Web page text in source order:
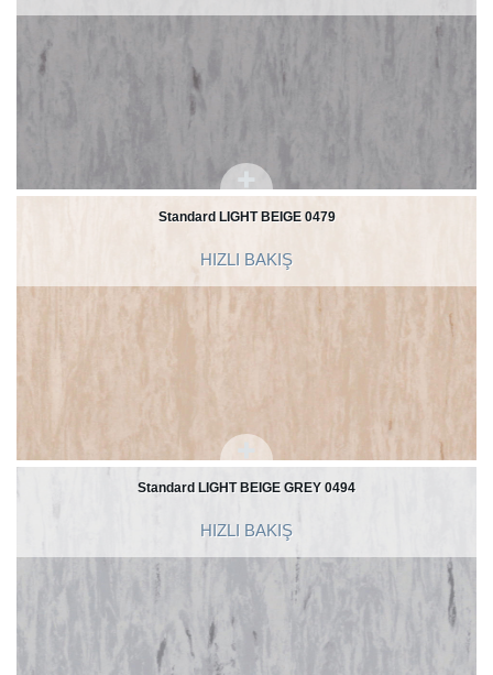
Standard LIGHT BEIGE 0479
HIZLI BAKIŞ
Standard LIGHT BEIGE GREY 0494
HIZLI BAKIŞ